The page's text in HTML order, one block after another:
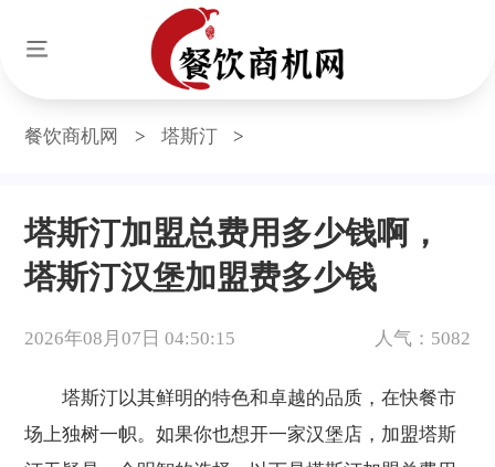
餐饮商机网 > 塔斯汀 >
塔斯汀加盟总费用多少钱啊，
塔斯汀汉堡加盟费多少钱
2026年08月07日 04:50:15 人气：5082
塔斯汀以其鲜明的特色和卓越的品质，在快餐市
场上独树一帜。如果你也想开一家汉堡店，加盟塔斯